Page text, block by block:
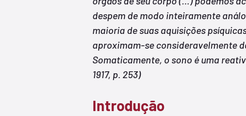
despem de modo inteiramente
maioria de suas aquisições
aproximam-se consideravelmente
Somaticamente, o sono é uma
1917, p. 253)
Introdução